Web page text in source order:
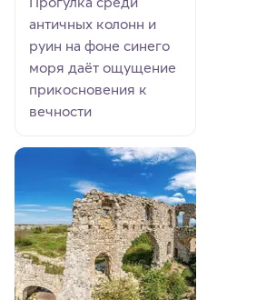
античных колонн и
руин на фоне синего
моря даёт ощущение
прикосновения к
вечности